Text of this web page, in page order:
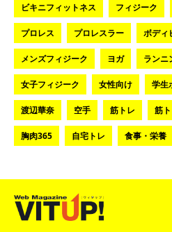
ビキニフィットネス フィジーク
プロレス プロレスラー ボディ
メンズフィジーク ヨガ ランニ
女子フィジーク 女性向け 学生
渡辺華奈 空手 筋トレ 筋
胸肉365 自宅トレ 食事・栄養